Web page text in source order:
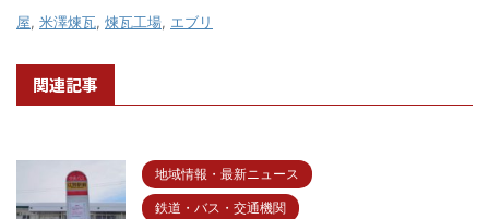
屋, 米澤煉瓦, 煉瓦工場, エブリ
関連記事
地域情報・最新ニュース
鉄道・バス・交通機関